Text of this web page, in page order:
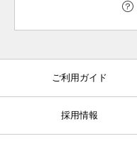
ご利用ガイド
採用情報